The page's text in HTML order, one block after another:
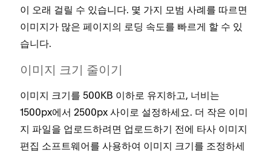
이 오래 걸릴 수 있습니다. 몇 가지 모범 사례를 따르면
이미지가 많은 페이지의 로딩 속도를 빠르게 할 수 있
습니다.
이미지 크기 줄이기
이미지 크기를 500KB 이하로 유지하고, 너비는
1500px에서 2500px 사이로 설정하세요. 더 작은 이미
지 파일을 업로드하려면 업로드하기 전에 타사 이미지
편집 소프트웨어를 사용하여 이미지 크기를 조정하세